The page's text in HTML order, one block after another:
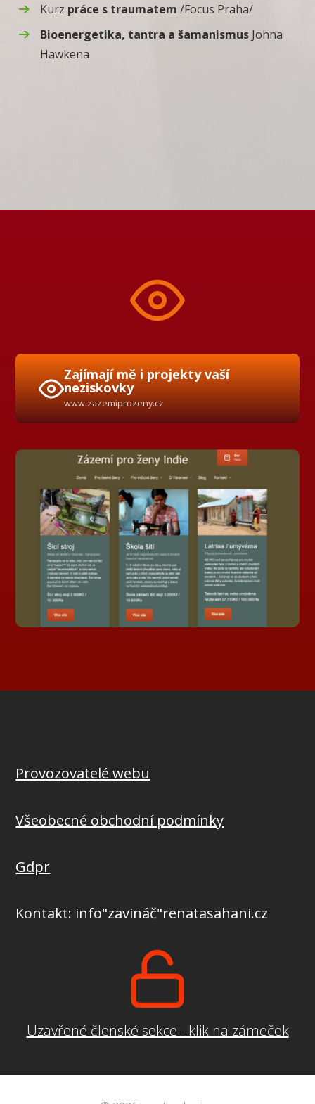
Kurz práce s traumatem /Focus Praha/
Bioenergetika, tantra a šamanismus Johna
Hawkena
Zajímají mě i projekty vaší
neziskovky
www.zazemiprozeny.cz
Provozovatelé webu
Všeobecné obchodní podmínky
Gdpr
Kontakt: info"zavináč"renatasahani.cz
Uzavřené členské sekce - klik na zámeček